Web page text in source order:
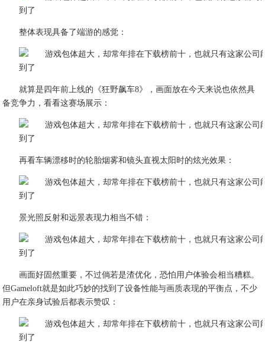
整体表现具备了端游的感觉：
就算是四年前上线的《狂野飙车8》，画面放在今天来说也依然具
备竞争力，看看这赛场展示：
再看车辆漂移时的轮胎烟雾和镜头直视太阳时的炫光效果：
景光照反射和远景表现力相当不错：
画面好固然重要，不过倘若是渣优化，恐怕用户体验会相当糟糕。
但Gameloft就是如此巧妙的找到了设备性能与画质表现的平衡点，不少
用户在亲身试验后都表示赞叹：